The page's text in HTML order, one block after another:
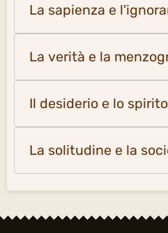
La sapienza e
La verità e la
Il desiderio e lo spirito
La solitudine e la